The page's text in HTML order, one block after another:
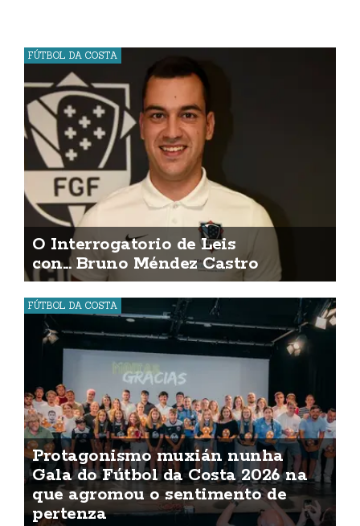
FÚTBOL DA COSTA
O Interrogatorio de Leis
con... Bruno Méndez Castro
FÚTBOL DA COSTA
Protagonismo muxián nunha
Gala do Fútbol da Costa 2026 na
que agromou o sentimento de
pertenza